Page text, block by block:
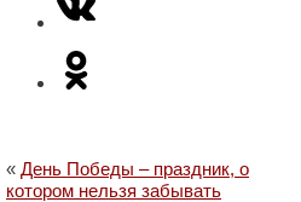
« День Победы – праздник, о
котором нельзя забывать